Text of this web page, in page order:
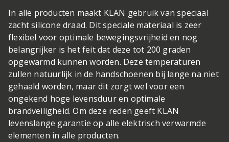
In alle producten maakt KLAN gebruik van speciaal
zacht silicone draad. Dit speciale materiaal is zeer
flexibel voor optimale bewegingsvrijheid en nog
belangrijker is het feit dat deze tot 200 graden
opgewarmd kunnen worden. Deze temperaturen
zullen natuurlijk in de handschoenen bij lange na niet
gehaald worden, maar dit zorgt wel voor een
ongekend hoge levensduur en optimale
brandveiligheid. Om deze reden geeft KLAN
levenslange garantie op alle elektrisch verwarmde
elementen in alle producten.